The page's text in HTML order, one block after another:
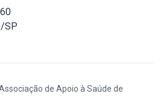
SP
de Apoio à Saúde de